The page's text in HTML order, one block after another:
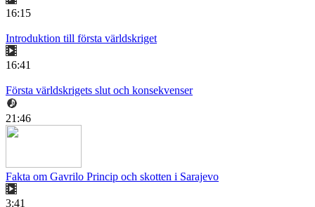
16:15
Introduktion till första världskriget
16:41
Första världskrigets slut och konsekvenser
21:46
Fakta om Gavrilo Princip och skotten i Sarajevo
3:41